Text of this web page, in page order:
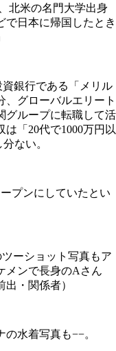
北米の名門大学出身
で日本に帰国したとき
銀行である「メリル
、グローバルエリート
グループに転職して活
「20代で1000万円以
ない。
プンにしていたとい
ーショット写真もア
メンで長身のAさん
・関係者）
水着写真も−−。